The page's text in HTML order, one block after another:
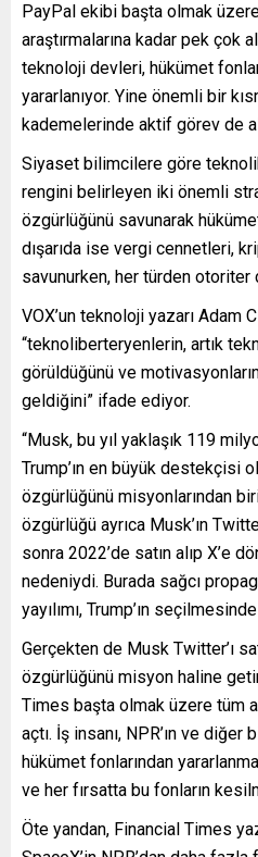
PayPal ekibi başta olmak
araştırmalarına kadar pek çok
teknoloji devleri, hükümet
yararlanıyor. Yine önemli bir
kademelerinde aktif görev de
Siyaset bilimcilere göre
rengini belirleyen iki önemli
özgürlüğünü savunarak
dışarıda ise vergi cennetleri,
savunurken, her türden
VOX’un teknoloji yazarı Adam
“teknoliberteryenlerin, artık
görüldüğünü ve
geldiğini” ifade ediyor.
“Musk, bu yıl yaklaşık 119
Trump’ın en büyük destekçisi
özgürlüğünü misyonlarından
özgürlüğü ayrıca Musk’ın
sonra 2022’de satın alıp X’e
nedeniydi. Burada sağcı
yayılımı, Trump’ın
Gerçekten de Musk Twitter’ı
özgürlüğünü misyon haline
Times başta olmak üzere tüm
açtı. İş insanı, NPR’ın ve diğer
hükümet fonlarından
ve her fırsatta bu fonların
Öte yandan, Financial Times